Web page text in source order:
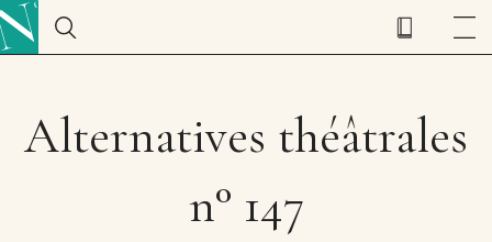
Alternatives théâtrales
n° 147